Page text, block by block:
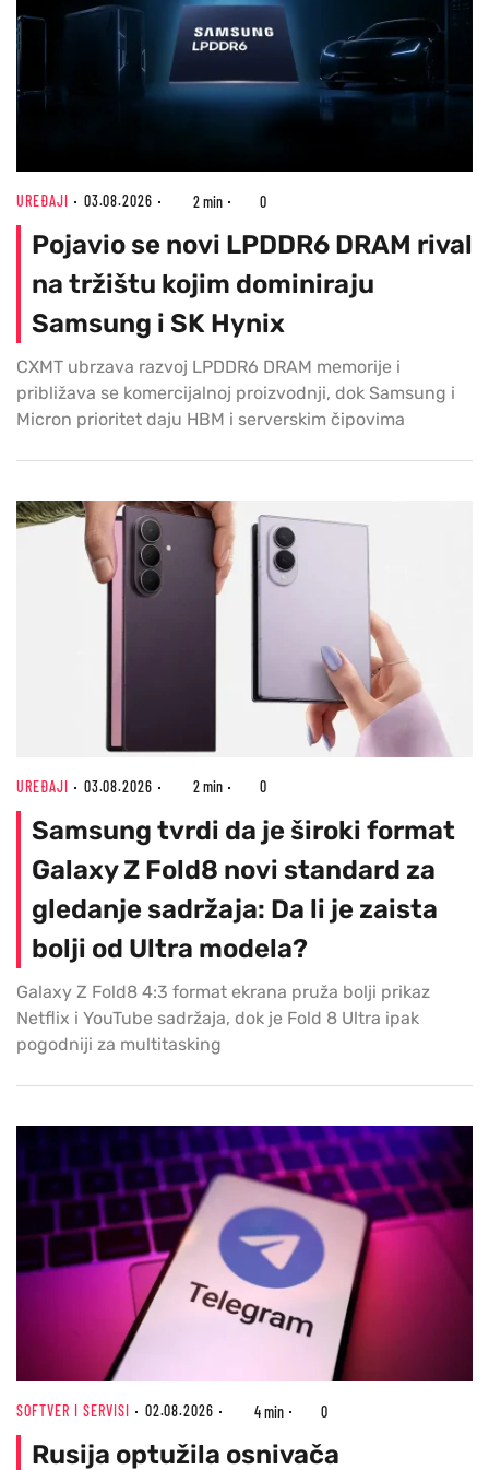
UREĐAJI 03.08.2026 2 min 0
Pojavio se novi LPDDR6 DRAM rival
na tržištu kojim dominiraju
Samsung i SK Hynix
CXMT ubrzava razvoj LPDDR6 DRAM memorije i
približava se komercijalnoj proizvodnji, dok Samsung i
Micron prioritet daju HBM i serverskim čipovima
UREĐAJI 03.08.2026 2 min 0
Samsung tvrdi da je široki format
Galaxy Z Fold8 novi standard za
gledanje sadržaja: Da li je zaista
bolji od Ultra modela?
Galaxy Z Fold8 4:3 format ekrana pruža bolji prikaz
Netflix i YouTube sadržaja, dok je Fold 8 Ultra ipak
pogodniji za multitasking
SOFTVER I SERVISI 02.08.2026 4 min 0
Rusija optužila osnivača